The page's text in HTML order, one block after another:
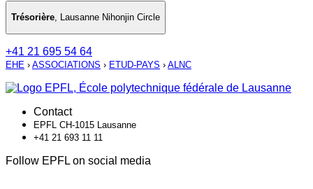
Trésorière, Lausanne Nihonjin Circle
+41 21 695 54 64
EHE › ASSOCIATIONS › ETUD-PAYS › ALNC
Contact
EPFL CH-1015 Lausanne
+41 21 693 11 11
Follow EPFL on social media